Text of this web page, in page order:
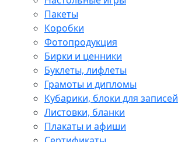
Пакеты
Коробки
Фотопродукция
Бирки и ценники
Буклеты, лифлеты
Грамоты и дипломы
Кубарики, блоки для записей
Листовки, бланки
Плакаты и афиши